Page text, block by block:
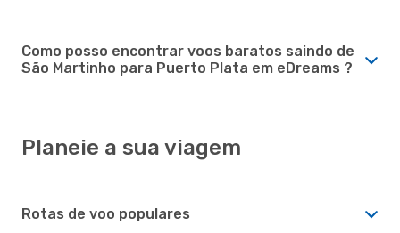
Como posso encontrar voos baratos saindo de
São Martinho para Puerto Plata em eDreams ?
Planeie a sua viagem
Rotas de voo populares